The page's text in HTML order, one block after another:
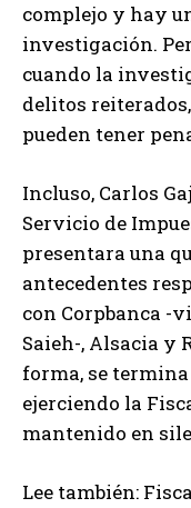
complejo y hay
investigación.
cuando la
delitos
pueden tener
Incluso, Carlos
Servicio de
presentara una
antecedentes
con Corpbanca -
Saieh-, Alsacia y
forma, se
ejerciendo la
mantenido en
Lee también: